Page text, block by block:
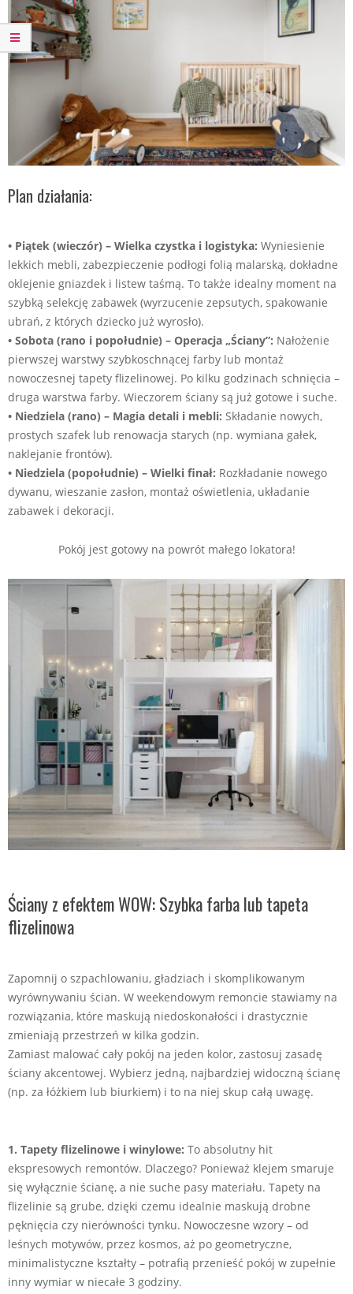
Plan działania:
• Piątek (wieczór) – Wielka czystka i logistyka: Wyniesienie
lekkich mebli, zabezpieczenie podłogi folią malarską, dokładne
oklejenie gniazdek i listew taśmą. To także idealny moment na
szybką selekcję zabawek (wyrzucenie zepsutych, spakowanie
ubrań, z których dziecko już wyrosło).
• Sobota (rano i popołudnie) – Operacja „Ściany”: Nałożenie
pierwszej warstwy szybkoschnącej farby lub montaż
nowoczesnej tapety flizelinowej. Po kilku godzinach schnięcia –
druga warstwa farby. Wieczorem ściany są już gotowe i suche.
• Niedziela (rano) – Magia detali i mebli: Składanie nowych,
prostych szafek lub renowacja starych (np. wymiana gałek,
naklejanie frontów).
• Niedziela (popołudnie) – Wielki finał: Rozkładanie nowego
dywanu, wieszanie zasłon, montaż oświetlenia, układanie
zabawek i dekoracji.
Pokój jest gotowy na powrót małego lokatora!
Ściany z efektem WOW: Szybka farba lub tapeta
flizelinowa
Zapomnij o szpachlowaniu, gładziach i skomplikowanym
wyrównywaniu ścian. W weekendowym remoncie stawiamy na
rozwiązania, które maskują niedoskonałości i drastycznie
zmieniają przestrzeń w kilka godzin.
Zamiast malować cały pokój na jeden kolor, zastosuj zasadę
ściany akcentowej. Wybierz jedną, najbardziej widoczną ścianę
(np. za łóżkiem lub biurkiem) i to na niej skup całą uwagę.
1. Tapety flizelinowe i winylowe: To absolutny hit
ekspresowych remontów. Dlaczego? Ponieważ klejem smaruje
się wyłącznie ścianę, a nie suche pasy materiału. Tapety na
flizelinie są grube, dzięki czemu idealnie maskują drobne
pęknięcia czy nierówności tynku. Nowoczesne wzory – od
leśnych motywów, przez kosmos, aż po geometryczne,
minimalistyczne kształty – potrafią przenieść pokój w zupełnie
inny wymiar w niecałe 3 godziny.